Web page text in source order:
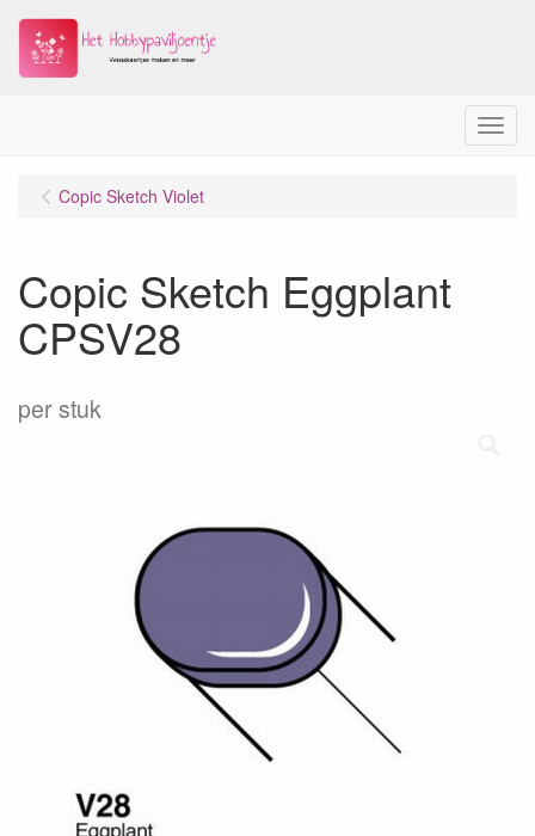
Menu
Copic Sketch Violet
Copic Sketch Eggplant
CPSV28
per stuk